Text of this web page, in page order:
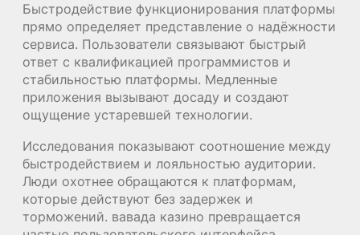
Быстродействие функционирования платформы
прямо определяет представление о надёжности
сервиса. Пользователи связывают быстрый
ответ с квалификацией программистов и
стабильностью платформы. Медленные
приложения вызывают досаду и создают
ощущение устаревшей технологии.
Исследования показывают соотношение между
быстродействием и лояльностью аудитории.
Люди охотнее обращаются к платформам,
которые действуют без задержек и
торможений. вавада казино превращается